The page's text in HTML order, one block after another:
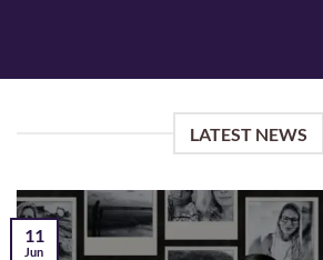
LATEST NEWS
11
Jun